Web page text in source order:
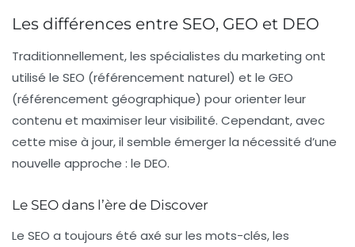
Les différences entre SEO, GEO et DEO
Traditionnellement, les spécialistes du marketing ont
utilisé le SEO (référencement naturel) et le GEO
(référencement géographique) pour orienter leur
contenu et maximiser leur visibilité. Cependant, avec
cette mise à jour, il semble émerger la nécessité d’une
nouvelle approche : le DEO.
Le SEO dans l’ère de Discover
Le SEO a toujours été axé sur les mots-clés, les